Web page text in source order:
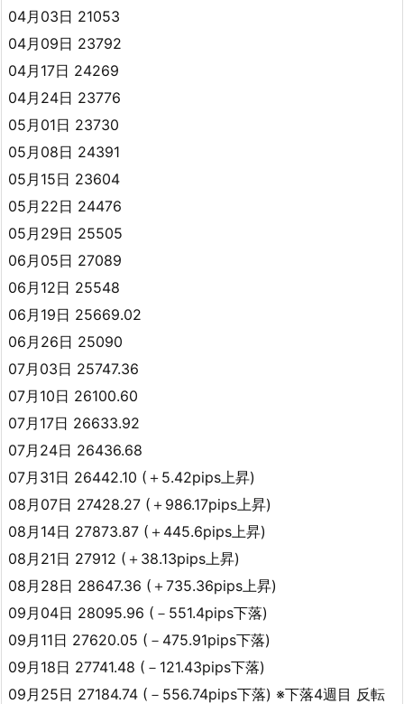
04月03日 21053
04月09日 23792
04月17日 24269
04月24日 23776
05月01日 23730
05月08日 24391
05月15日 23604
05月22日 24476
05月29日 25505
06月05日 27089
06月12日 25548
06月19日 25669.02
06月26日 25090
07月03日 25747.36
07月10日 26100.60
07月17日 26633.92
07月24日 26436.68
07月31日 26442.10 (＋5.42pips上昇)
08月07日 27428.27 (＋986.17pips上昇)
08月14日 27873.87 (＋445.6pips上昇)
08月21日 27912 (＋38.13pips上昇)
08月28日 28647.36 (＋735.36pips上昇)
09月04日 28095.96 (－551.4pips下落)
09月11日 27620.05 (－475.91pips下落)
09月18日 27741.48 (－121.43pips下落)
09月25日 27184.74 (－556.74pips下落) ※下落4週目 反転